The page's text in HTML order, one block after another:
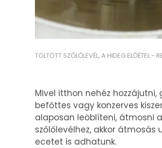
TÖLTÖTT SZŐLŐLEVÉL, A HIDEG ELŐÉTEL -
Mivel itthon nehéz
befőttes vagy konzerves
alaposan leöblíteni, átmosni
szőlőlevélhez, akkor
ecetet is adhatunk.